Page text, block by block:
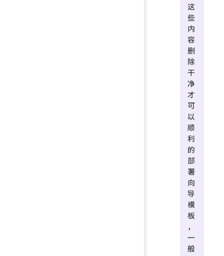
这
些
内
容
删
除
干
净
才
可
以
顺
利
的
部
署
向
导
模
板
，
一
般